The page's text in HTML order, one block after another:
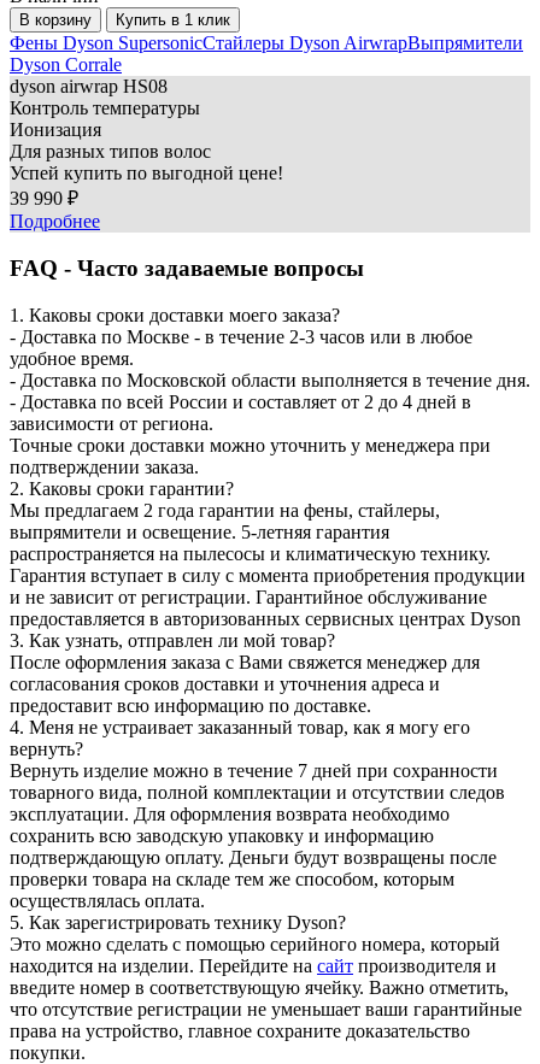
В корзину Купить в 1 клик
Фены Dyson SupersonicСтайлеры Dyson AirwrapВыпрямители
Dyson Corrale
dyson airwrap HS08
Контроль температуры
Ионизация
Для разных типов волос
Успей купить по выгодной цене!
39 990 ₽
Подробнее
FAQ - Часто задаваемые вопросы
1. Каковы сроки доставки моего заказа?
- Доставка по Москве - в течение 2-3 часов или в любое
удобное время.
- Доставка по Московской области выполняется в течение дня.
- Доставка по всей России и составляет от 2 до 4 дней в
зависимости от региона.
Точные сроки доставки можно уточнить у менеджера при
подтверждении заказа.
2. Каковы сроки гарантии?
Мы предлагаем 2 года гарантии на фены, стайлеры,
выпрямители и освещение. 5-летняя гарантия
распространяется на пылесосы и климатическую технику.
Гарантия вступает в силу с момента приобретения продукции
и не зависит от регистрации. Гарантийное обслуживание
предоставляется в авторизованных сервисных центрах Dyson
3. Как узнать, отправлен ли мой товар?
После оформления заказа с Вами свяжется менеджер для
согласования сроков доставки и уточнения адреса и
предоставит всю информацию по доставке.
4. Меня не устраивает заказанный товар, как я могу его
вернуть?
Вернуть изделие можно в течение 7 дней при сохранности
товарного вида, полной комплектации и отсутствии следов
эксплуатации. Для оформления возврата необходимо
сохранить всю заводскую упаковку и информацию
подтверждающую оплату. Деньги будут возвращены после
проверки товара на складе тем же способом, которым
осуществлялась оплата.
5. Как зарегистрировать технику Dyson?
Это можно сделать с помощью серийного номера, который
находится на изделии. Перейдите на сайт производителя и
введите номер в соответствующую ячейку. Важно отметить,
что отсутствие регистрации не уменьшает ваши гарантийные
права на устройство, главное сохраните доказательство
покупки.